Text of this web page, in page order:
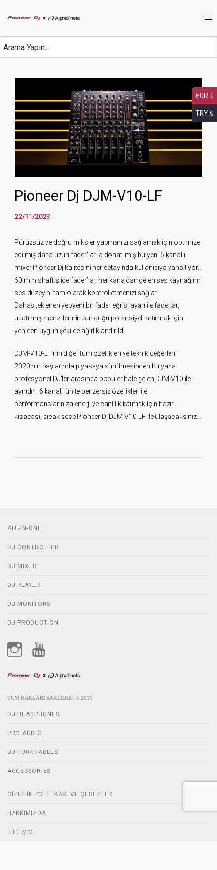
Pioneer Dj DJM-V10-LF
22/11/2023
Pürüzsüz ve doğru miksler yapmanızı sağlamak için optimize
edilmiş daha uzun fader’lar la donatılmış bu yeni 6 kanallı
mixer Pioneer Dj kalitesini her detayında kullanıcıya yansıtıyor…
60 mm shaft slide fader’lar, her kanaldan gelen ses kaynağının
ses düzeyini tam olarak kontrol etmenizi sağlar.
Dahası,eklenen yepyeni bir fader eğrisi ayarı ile faderlar,
uzatılmış menzillerinin sunduğu potansiyeli artırmak için
yeniden uygun şekilde ağırlıklandırıldı.
DJM-V10-LF’nin diğer tüm özellikleri ve teknik değerleri,
2020’nin başlarında piyasaya sürülmesinden bu yana
profesyonel DJ’ler arasında popüler hale gelen DJM-V10 ile
aynıdır . 6 kanallı ünite benzersiz özellikleri ile
performanslarınıza enerji ve canlılık katmak için hazır…
kısacası, sıcak sese Pioneer Dj DJM-V10-LF ile ulaşacaksınız…
TÜM HAKLARI SAKLIDIR | © 2019
ALL-IN-ONE
DJ CONTROLLER
DJ MIXER
DJ PLAYER
DJ MONITORS
DJ PRODUCTION
DJ HEADPHONES
PRO AUDIO
DJ TURNTABLES
ACCESSORIES
GIZLILIK POLITIKASI VE ÇEREZLER
HAKKIMIZDA
İLETIŞIM
EUR €
TRY ₺